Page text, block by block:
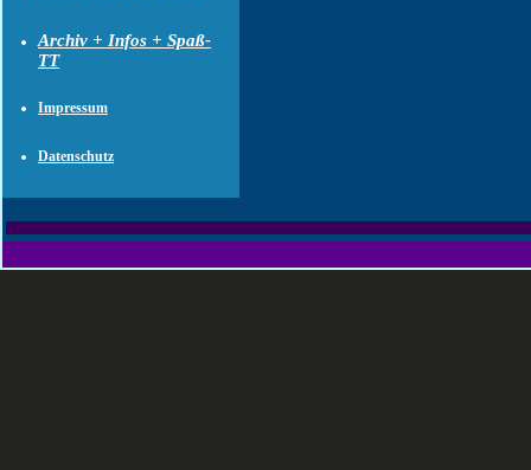
Archiv + Infos + Spaß-
TT
Impressum
Datenschutz